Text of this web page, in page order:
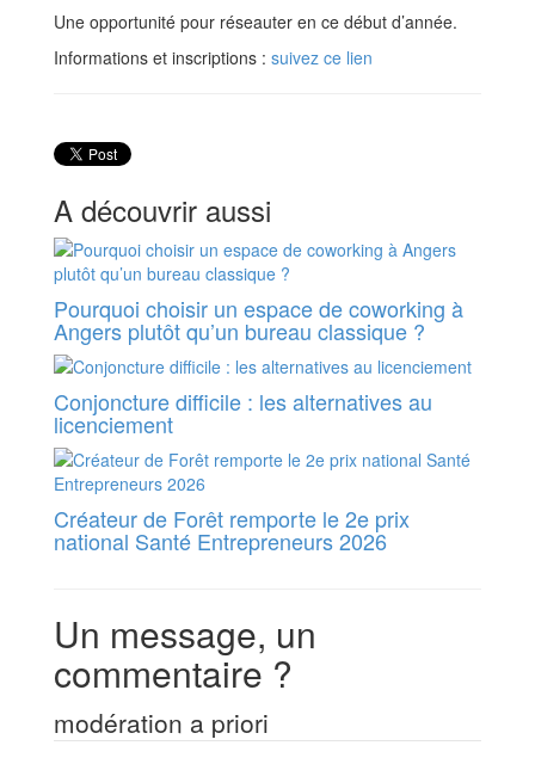
Une opportunité pour réseauter en ce début d’année.
Informations et inscriptions : suivez ce lien
A découvrir aussi
Pourquoi choisir un espace de coworking à
Angers plutôt qu’un bureau classique ?
Conjoncture difficile : les alternatives au
licenciement
Créateur de Forêt remporte le 2e prix
national Santé Entrepreneurs 2026
Un message, un
commentaire ?
modération a priori